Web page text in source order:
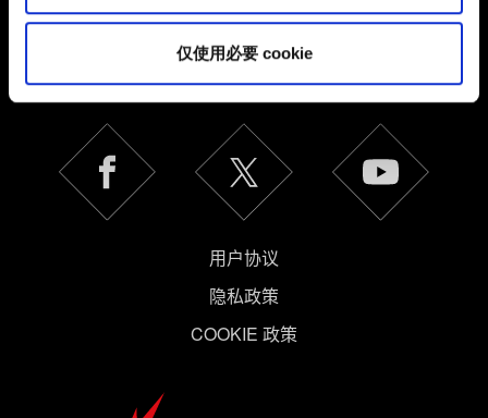
仅使用必要 cookie
简体中文
用户协议
隐私政策
COOKIE 政策